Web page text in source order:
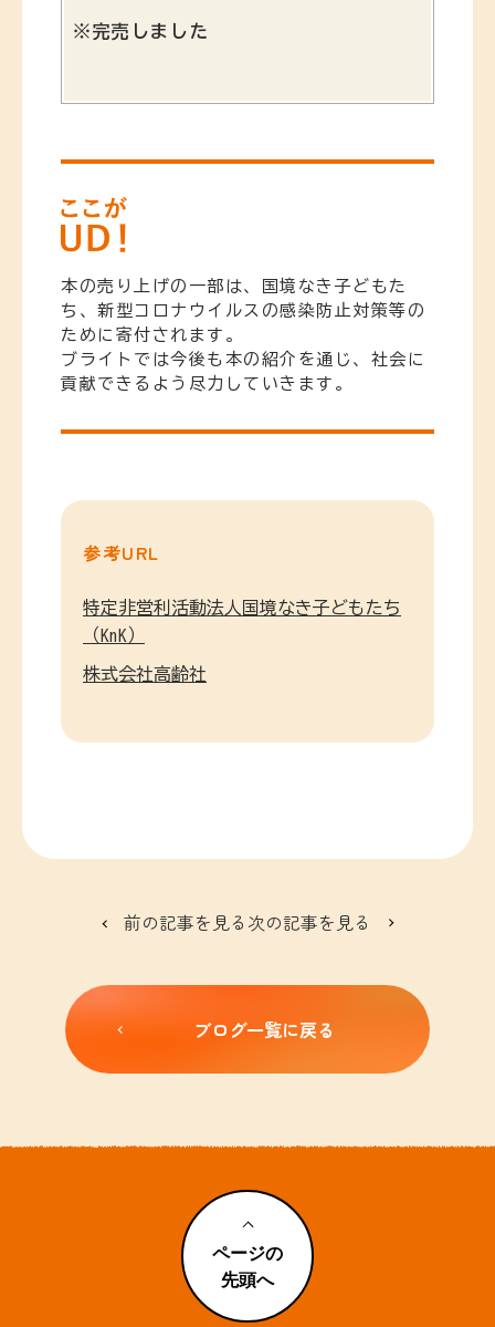
※完売しました
本の売り上げの一部は、国境なき子どもた
ち、新型コロナウイルスの感染防止対策等の
ために寄付されます。
ブライトでは今後も本の紹介を通じ、社会に
貢献できるよう尽力していきます。
参考URL
特定非営利活動法人国境なき子どもたち
（KnK）
株式会社高齢社
前の記事を見る次の記事を見る
ブログ一覧に戻る
ページの
先頭へ